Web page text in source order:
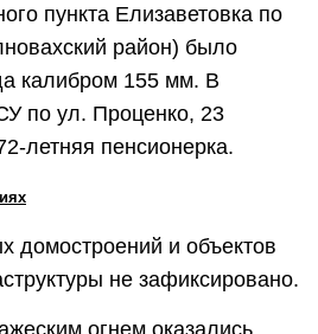
пункта Елизаветовка по
район) было
калибром 155 мм. В
по ул. Проценко, 23
летняя пенсионерка.
домостроений и объектов
не зафиксировано.
огнем оказались